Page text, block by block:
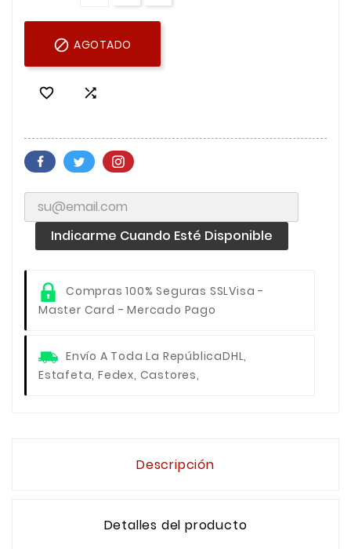
 AGOTADO
 
Indicarme Cuando Esté Disponible
Compras 100% Seguras SSLVisa -
Master Card - Mercado Pago
Envío A Toda La RepúblicaDHL,
Estafeta, Fedex, Castores,
Descripción
Detalles del producto